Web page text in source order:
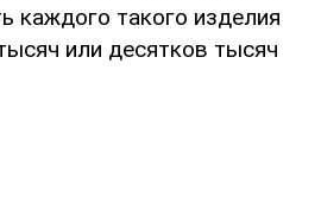
каждого такого изделия
или десятков тысяч